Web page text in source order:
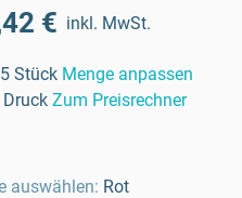
€ inkl. MwSt.
Stück Menge anpassen
Zum Preisrechner
auswählen: Rot